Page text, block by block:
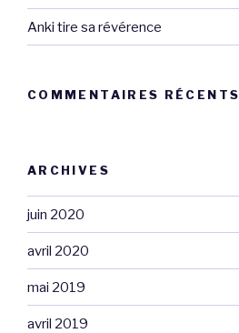
Anki tire sa révérence
COMMENTAIRES RÉCENTS
ARCHIVES
juin 2020
avril 2020
mai 2019
avril 2019